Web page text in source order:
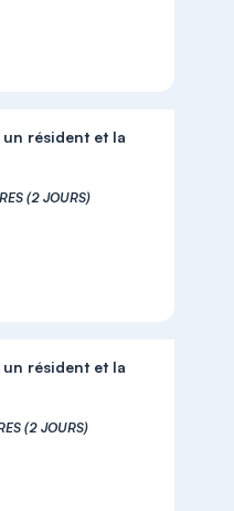
résident et la
(2 JOURS)
résident et la
(2 JOURS)